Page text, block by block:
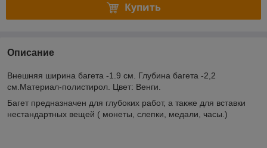
Купить
Описание
Внешняя ширина багета -1.9 см. Глубина багета -2,2
см.Материал-полистирол. Цвет: Венги.
Багет предназначен для глубоких работ, а также для вставки
нестандартных вещей ( монеты, слепки, медали, часы.)